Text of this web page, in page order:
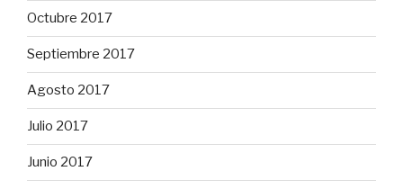
Octubre 2017
Septiembre 2017
Agosto 2017
Julio 2017
Junio 2017